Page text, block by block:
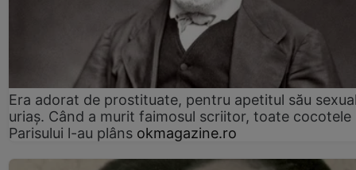
Era adorat de prostituate, pentru apetitul său
uriaș. Când a murit faimosul scriitor, toate cocotele
Parisului l-au plâns okmagazine.ro